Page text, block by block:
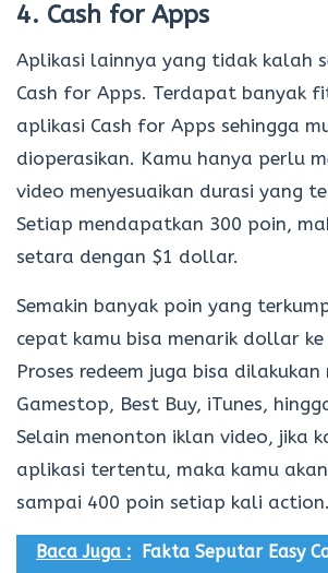
4. Cash for Apps
Aplikasi lainnya yang tidak kalah
Cash for Apps. Terdapat banyak
aplikasi Cash for Apps sehingga
dioperasikan. Kamu hanya perlu
video menyesuaikan durasi yang
Setiap mendapatkan 300 poin,
setara dengan $1 dollar.
Semakin banyak poin yang
cepat kamu bisa menarik dollar
Proses redeem juga bisa
Gamestop, Best Buy, iTunes,
Selain menonton iklan video, jika
aplikasi tertentu, maka kamu
sampai 400 poin setiap kali action.
Baca Juga :
Fakta Seputar Easy